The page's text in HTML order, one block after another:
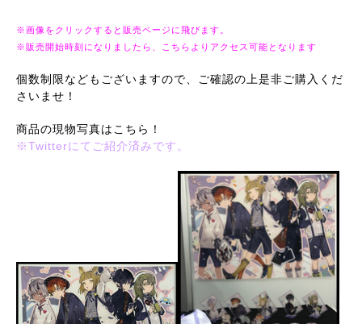
※画像をクリックすると販売ページに飛びます。
※販売開始時刻になりましたら、こちらよりアクセス可能となります
個数制限などもございますので、ご確認の上是非ご購入くだ
さいませ！
商品の現物写真はこちら！
※Twitterにてご紹介済みです。